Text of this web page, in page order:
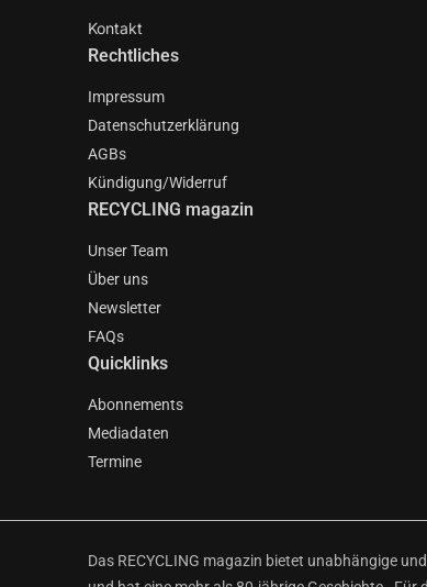
Kontakt
Rechtliches
Impressum
Datenschutzerklärung
AGBs
Kündigung/Widerruf
RECYCLING magazin
Unser Team
Über uns
Newsletter
FAQs
Quicklinks
Abonnements
Mediadaten
Termine
Das RECYCLING magazin bietet unabhängige